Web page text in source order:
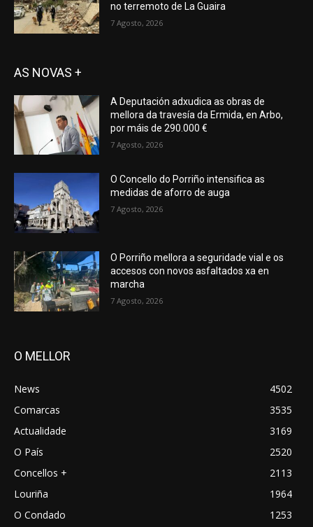
no terremoto de La Guaira
7 Agosto, 2026
AS NOVAS +
A Deputación adxudica as obras de
mellora da travesía da Ermida, en Arbo,
por máis de 290.000 €
7 Agosto, 2026
O Concello do Porriño intensifica as
medidas de aforro de auga
7 Agosto, 2026
O Porriño mellora a seguridade vial e os
accesos con novos asfaltados xa en
marcha
7 Agosto, 2026
O MELLOR
News
4502
Comarcas
3535
Actualidade
3169
O País
2520
Concellos +
2113
Louriña
1964
O Condado
1253